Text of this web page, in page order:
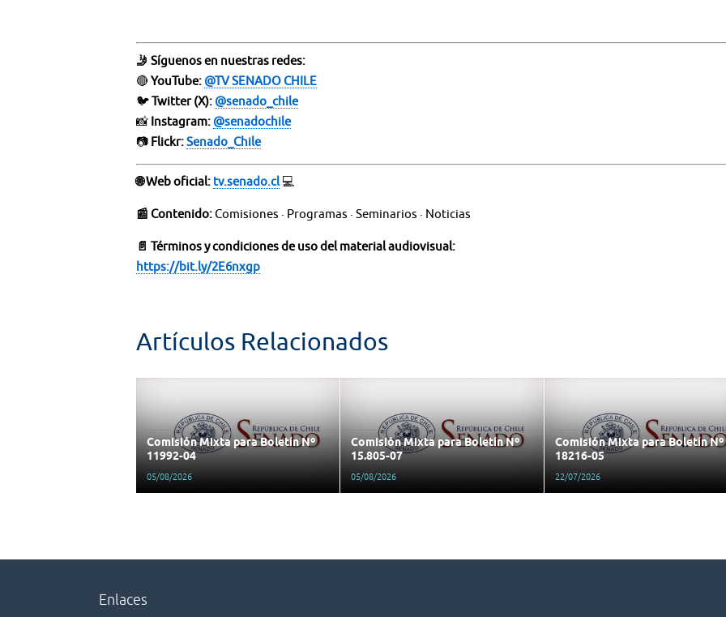
🤳 Síguenos en nuestras redes:
🔴YouTube: @TV SENADO CHILE
🐦Twitter (X): @senado_chile
📸 Instagram: @senadochile
📷 Flickr:Senado_Chile
🌐 Web oficial: tv.senado.cl💻
📰 Contenido:Comisiones · Programas · Seminarios · Noticias
📄 Términos y condiciones de uso del material audiovisual:
https://bit.ly/2E6nxgp
Artículos Relacionados
Comisión Mixta para Boletín Nº
11992-04
05/08/2026
Comisión Mixta para Boletín Nº
15.805-07
05/08/2026
Comisión Mixta para Boletín Nº
18216-05
22/07/2026
Enlaces